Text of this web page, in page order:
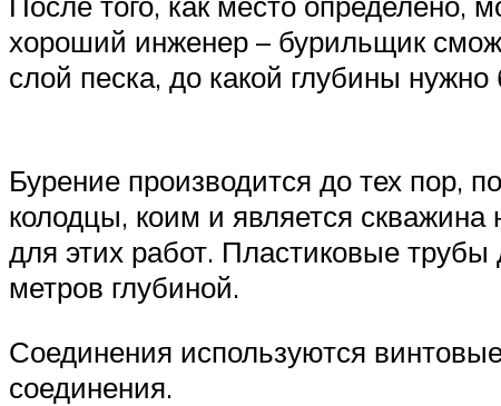
хороший инженер – бурильщик
слой песка, до какой глубины
Бурение производится до тех пор,
колодцы, коим и является
для этих работ. Пластиковые трубы
метров глубиной.
Соединения используются
соединения.